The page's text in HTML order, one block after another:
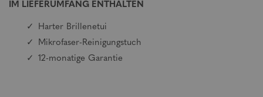
IM LIEFERUMFANG ENTHALTEN
Harter Brillenetui
Mikrofaser-Reinigungstuch
12-monatige Garantie